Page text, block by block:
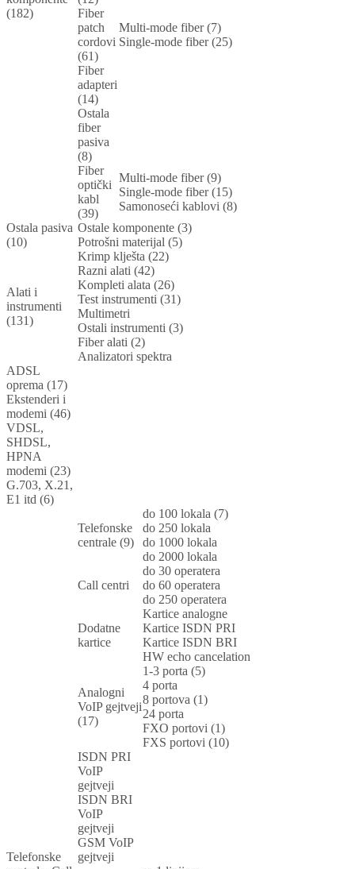
(182)
Fiber
patch
cordovi
(61)
Multi-mode fiber (7)
Single-mode fiber (25)
Fiber
adapteri
(14)
Ostala
fiber
pasiva
(8)
Fiber
optički
kabl
(39)
Multi-mode fiber (9)
Single-mode fiber (15)
Samonoseći kablovi (8)
Ostala pasiva
(10)
Ostale komponente (3)
Potrošni materijal (5)
Alati i
instrumenti
(131)
Krimp klješta (22)
Razni alati (42)
Kompleti alata (26)
Test instrumenti (31)
Multimetri
Ostali instrumenti (3)
Fiber alati (2)
Analizatori spektra
ADSL
oprema (17)
Ekstenderi i
modemi (46)
VDSL,
SHDSL,
HPNA
modemi (23)
G.703, X.21,
E1 itd (6)
Telefonske
Telefonske
centrale (9)
do 100 lokala (7)
do 250 lokala
do 1000 lokala
do 2000 lokala
Call centri
do 30 operatera
do 60 operatera
do 250 operatera
Dodatne
kartice
Kartice analogne
Kartice ISDN PRI
Kartice ISDN BRI
HW echo cancelation
Analogni
VoIP gejtveji
(17)
1-3 porta (5)
4 porta
8 portova (1)
24 porta
FXO portovi (1)
FXS portovi (10)
ISDN PRI
VoIP
gejtveji
ISDN BRI
VoIP
gejtveji
GSM VoIP
gejtveji